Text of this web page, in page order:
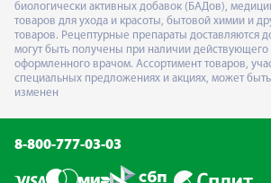
биологически активных добавок (БАДов),
товаров для ухода и красоты, бытовой химии и
товаров. Рецептурные препараты доставляются
могут быть получены при наличии действующего
оформленного врачом. Ассортимент товаров,
специальных предложениях и акциях, может
изменен
8-800-777-03-03